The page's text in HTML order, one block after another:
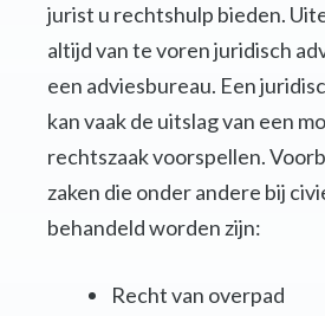
jurist u rechtshulp bieden.
altijd van te voren juridisch
een adviesbureau. Een
kan vaak de uitslag van een
rechtszaak voorspellen.
zaken die onder andere bij
behandeld worden zijn:
Recht van overpad